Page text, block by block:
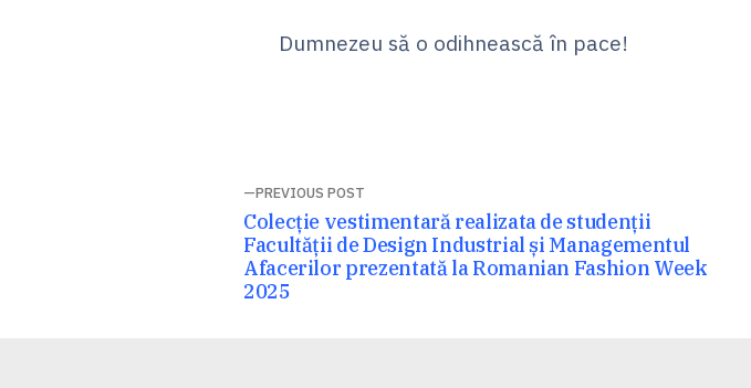
Dumnezeu să o odihnească în pace!
PREVIOUS POST
Previous
post:
Colecție vestimentară realizata de studenții
Facultății de Design Industrial și Managementul
Afacerilor prezentată la Romanian Fashion Week
2025